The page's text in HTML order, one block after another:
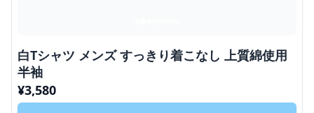
白Tシャツ メンズ すっきり着こなし 上質綿使用
半袖
¥3,580